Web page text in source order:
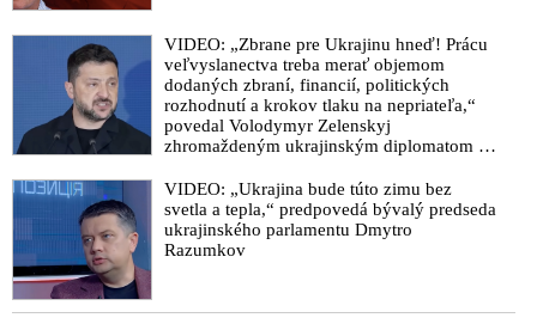
VIDEO: „Zbrane pre Ukrajinu hneď! Prácu
veľvyslanectva treba merať objemom
dodaných zbraní, financií, politických
rozhodnutí a krokov tlaku na nepriateľa,“
povedal Volodymyr Zelenskyj
zhromaždeným ukrajinským diplomatom v
že USA Ukrajine nedodajú protiraketové
systémy Patriot
VIDEO: „Ukrajina bude túto zimu bez
svetla a tepla,“ predpovedá bývalý predseda
ukrajinského parlamentu Dmytro
Razumkov